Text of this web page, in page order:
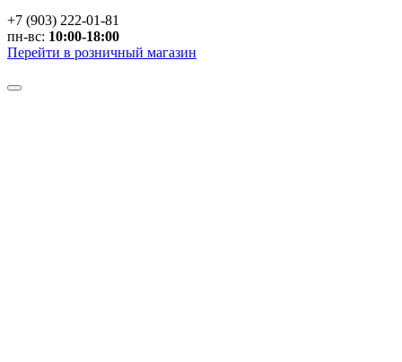
+7 (903) 222-01-81
пн-вс: 10:00-18:00
Перейти в розничный магазин